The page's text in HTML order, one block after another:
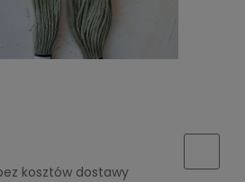
kosztów dostawy